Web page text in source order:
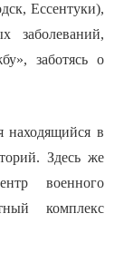
Ессентуки),
заболеваний,
заботясь о
находящийся в
Здесь же
военного
комплекс